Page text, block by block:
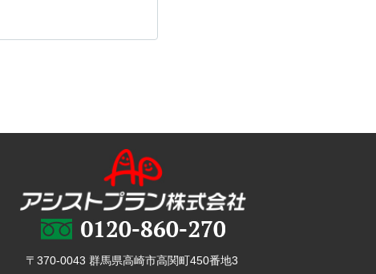
〒370-0043 群馬県高崎市高関町450番地3